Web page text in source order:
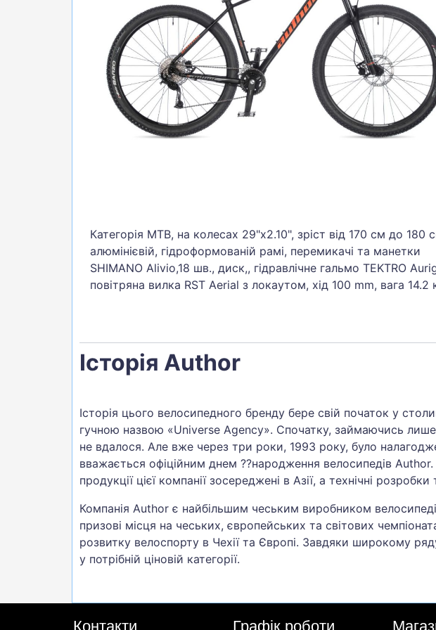
БІГ, ФІТНЕС, М'ЯЧІ
ВЕЛОСИПЕДИ
САМОКАТИ
ТЕНІС, БАДМІНТОН
ВОДНІ ВИДИ СПОРТУ
Категорія МТВ, на колесах 29"x2.10", зріст від 170 см до 180
алюмінієвій, гідроформованій рамі, перемикачі та манетки
SHIMANO Alivio,18 шв., диск,, гідравлічне гальмо TEKTRO
повітряна вилка RST Aerial з локаутом, хід 100 mm, вага 14.2
Історія Author
Історія цього велосипедного бренду бере свій початок у
гучною назвою «Universe Agency». Спочатку, займаючись
не вдалося. Але вже через три роки, 1993 року, було
вважається офіційним днем ??народження велосипедів
продукції цієї компанії зосереджені в Азії, а технічні
Компанія Author є найбільшим чеським виробником
призові місця на чеських, європейських та світових
розвитку велоспорту в Чехії та Європі. Завдяки широкому
у потрібній ціновій категорії.
Контакти Графік роботи